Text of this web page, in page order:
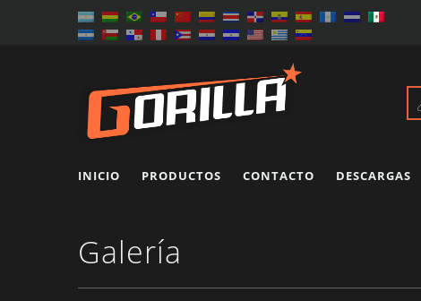
INICIO PRODUCTOS CONTACTO DESCARGAS
Galería